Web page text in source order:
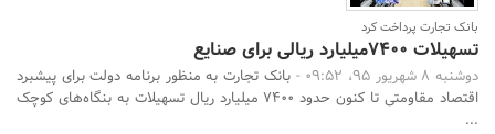
بانک تجارت پرداخت کرد
تسهیلات 7400میلیارد ریالی برای صنایع
دوشنبه 8 شهریور 95، 09:52 -
بانک تجارت به منظور برنامه دولت برای پیشبرد
اقتصاد مقاومتی تا کنون حدود 7400 میلیارد ریال تسهیلات به بنگاه‌های کوچک
...